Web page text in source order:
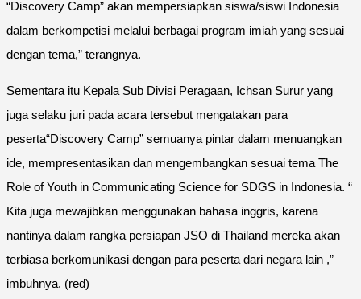
“Discovery Camp” akan mempersiapkan siswa/siswi Indonesia
dalam berkompetisi melalui berbagai program imiah yang sesuai
dengan tema,” terangnya.
Sementara itu Kepala Sub Divisi Peragaan, Ichsan Surur yang
juga selaku juri pada acara tersebut mengatakan para
peserta“Discovery Camp” semuanya pintar dalam menuangkan
ide, mempresentasikan dan mengembangkan sesuai tema The
Role of Youth in Communicating Science for SDGS in Indonesia. “
Kita juga mewajibkan menggunakan bahasa inggris, karena
nantinya dalam rangka persiapan JSO di Thailand mereka akan
terbiasa berkomunikasi dengan para peserta dari negara lain ,”
imbuhnya. (red)